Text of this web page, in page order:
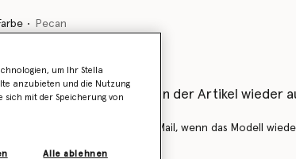
Pecan
ausgewählt
Sie als Erstes, wenn der Artikel wieder
Benachrichtigen Sie mich per E-Mail, wenn das Modell
um Ihr Stella
anzubieten und die Nutzung
sich mit der Speicherung von
Alle ablehnen